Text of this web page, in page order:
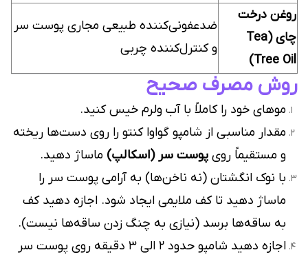
روغن درخت
چای (Tea
Tree Oil)
ضدعفونی‌کننده طبیعی مجاری پوست سر
و کنترل‌کننده چربی
روش مصرف صحیح
موهای خود را کاملاً با آب ولرم خیس کنید.
مقدار مناسبی از شامپو گواوا کنتو را روی دست‌ها ریخته
و مستقیماً روی پوست سر (اسکالپ) ماساژ دهید.
با نوک انگشتان (نه ناخن‌ها) به آرامی پوست سر را
ماساژ دهید تا کف ملایمی ایجاد شود. اجازه دهید کف
به ساقه‌ها برسد (نیازی به چنگ زدن ساقه‌ها نیست).
اجازه دهید شامپو حدود ۲ الی ۳ دقیقه روی پوست سر